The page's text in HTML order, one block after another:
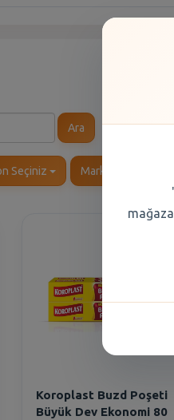
Ara
Seçiniz Marka Seçiniz
Koroplast Buzd Poşeti
Büyük Dev Ekonomi 80